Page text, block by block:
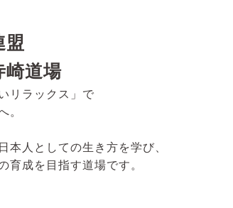
盟
崎道場
リラックス」で
。
本人としての生き方を学び、
育成を目指す道場です。